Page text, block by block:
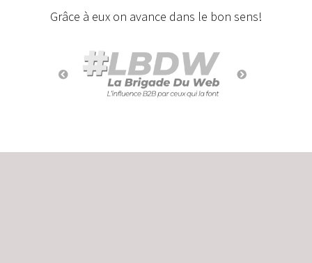
Grâce à eux on avance dans le bon sens!